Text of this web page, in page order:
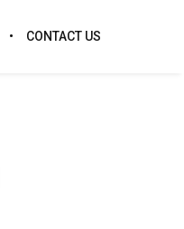
CONTACT US